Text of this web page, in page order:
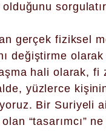
olduğunu
gerçek fiziksel
değiştirme
hali olarak, fi
yüzlerce
Bir Suriyeli
“tasarımcı”